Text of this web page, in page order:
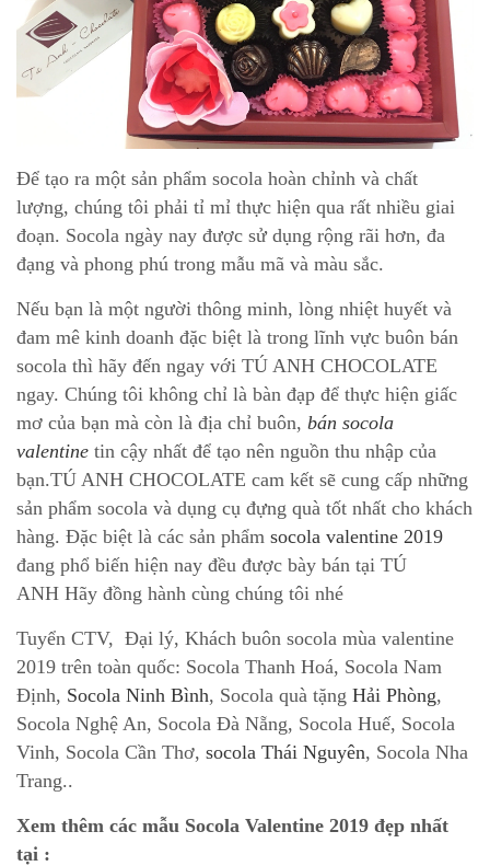
Để tạo ra một sản phẩm socola hoàn chỉnh và chất
lượng, chúng tôi phải tỉ mỉ thực hiện qua rất nhiều giai
đoạn. Socola ngày nay được sử dụng rộng rãi hơn, đa
đạng và phong phú trong mẫu mã và màu sắc.
Nếu bạn là một người thông minh, lòng nhiệt huyết và
đam mê kinh doanh đặc biệt là trong lĩnh vực buôn bán
socola thì hãy đến ngay với TÚ ANH CHOCOLATE
ngay. Chúng tôi không chỉ là bàn đạp để thực hiện giấc
mơ của bạn mà còn là địa chỉ buôn, bán socola
valentine tin cậy nhất để tạo nên nguồn thu nhập của
bạn.TÚ ANH CHOCOLATE cam kết sẽ cung cấp những
sản phẩm socola và dụng cụ đựng quà tốt nhất cho khách
hàng. Đặc biệt là các sản phẩm socola valentine 2019
đang phổ biến hiện nay đều được bày bán tại TÚ
ANH Hãy đồng hành cùng chúng tôi nhé
Tuyển CTV, Đại lý, Khách buôn socola mùa valentine
2019 trên toàn quốc: Socola Thanh Hoá, Socola Nam
Định, Socola Ninh Bình, Socola quà tặng Hải Phòng,
Socola Nghệ An, Socola Đà Nẵng, Socola Huế, Socola
Vinh, Socola Cần Thơ, socola Thái Nguyên, Socola Nha
Trang..
Xem thêm các mẫu Socola Valentine 2019 đẹp nhất
tại :